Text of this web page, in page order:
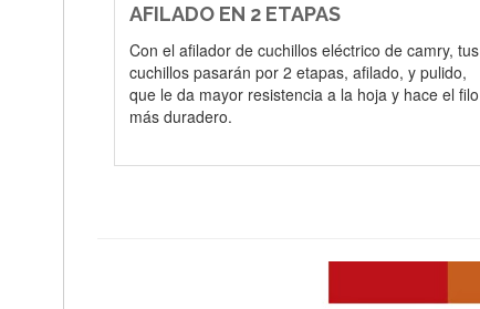
AFILADO EN 2 ETAPAS
Con el afilador de cuchillos eléctrico de camry, tus
cuchillos pasarán por 2 etapas, afilado, y pulido,
que le da mayor resistencia a la hoja y hace el filo
más duradero.